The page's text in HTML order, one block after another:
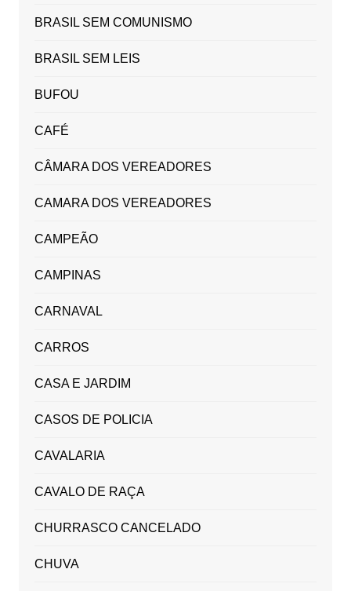
BRASIL SEM COMUNISMO
BRASIL SEM LEIS
BUFOU
CAFÉ
CÂMARA DOS VEREADORES
CAMARA DOS VEREADORES
CAMPEÃO
CAMPINAS
CARNAVAL
CARROS
CASA E JARDIM
CASOS DE POLICIA
CAVALARIA
CAVALO DE RAÇA
CHURRASCO CANCELADO
CHUVA